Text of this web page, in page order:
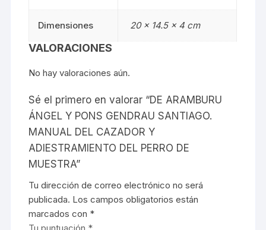
Dimensiones 20 × 14.5 × 4 cm
VALORACIONES
No hay valoraciones aún.
Sé el primero en valorar “DE ARAMBURU
ÁNGEL Y PONS GENDRAU SANTIAGO.
MANUAL DEL CAZADOR Y
ADIESTRAMIENTO DEL PERRO DE
MUESTRA”
Tu dirección de correo electrónico no será
publicada. Los campos obligatorios están
marcados con *